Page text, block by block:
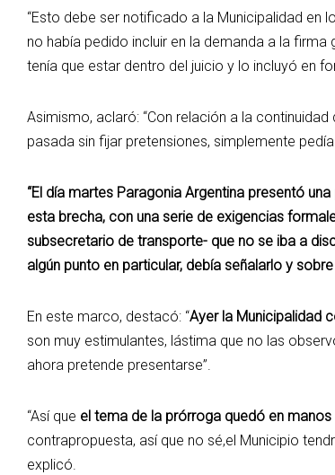
“Esto debe ser notificado a la Municipalidad en
no había pedido incluir en la demanda a la
tenía que estar dentro del juicio y lo incluyó en
Asimismo, aclaró: “Con relación a la
pasada sin fijar pretensiones, simplemente
“El día martes Paragonia Argentina presentó
esta brecha, con una serie de exigencias
subsecretario de transporte- que no se iba a
algún punto en particular, debía señalarlo y
En este marco, destacó: “Ayer la Municipalidad
son muy estimulantes, lástima que no las
ahora pretende presentarse”.
“Así que el tema de la prórroga quedó en manos
contrapropuesta, así que no sé,el Municipio
explicó.